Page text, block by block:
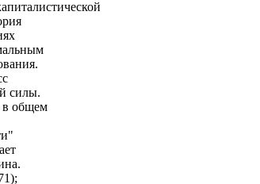
силы.
в общем